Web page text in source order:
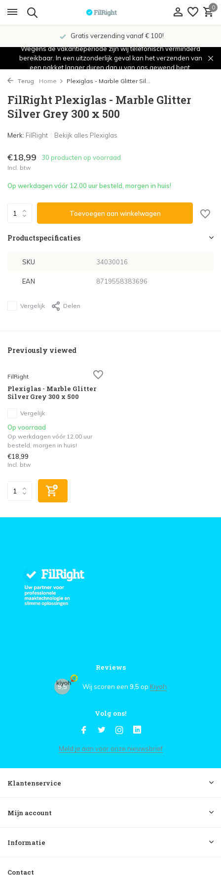
0
Gratis verzending vanaf € 100!
Wegens de vakantieperiode zijn wij telefonisch verminderd
bereikbaar. In een uitzonderlijk geval kan het verzenden van
een pakket langer duren dan u van ons gewend bent.
Terug Home Plexiglas - Marble Glitter Sil...
FilRight Plexiglas - Marble Glitter
Silver Grey 300 x 500
Merk: FilRight Bekijk alles Plexiglas
€18,99 30 producten op voorraad
Incl. btw
Op werkdagen vóór 12.00 uur besteld, morgen in huis!
Toevoegen aan winkelwagen
Productspecificaties
SKU 34030016
EAN 8719558383696
Vergelijk Delen
Previously viewed
FilRight
Plexiglas - Marble Glitter
Silver Grey 300 x 500
Vergelijk
Op voorraad
Op werkdagen vóór 12.00 uur
besteld, morgen in huis!
€18,99
Incl. btw
Reviews
9,5 Wij scoren een 9,5 op Kiyoh
Volg ons!
Meld je aan voor onze nieuwsbrief
Klantenservice
Mijn account
Informatie
Contact